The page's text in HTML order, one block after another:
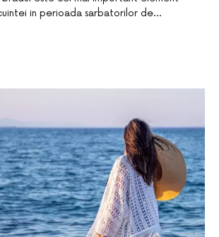
in perioada sarbatorilor de…